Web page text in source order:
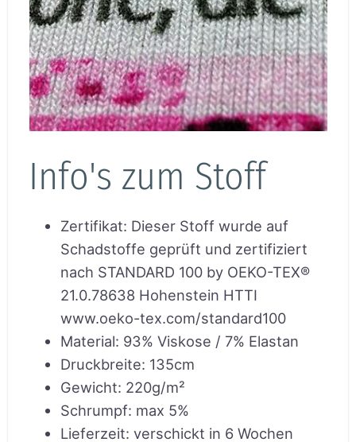
Info's zum Stoff
Zertifikat: Dieser Stoff wurde auf
Schadstoffe geprüft und zertifiziert
nach STANDARD 100 by OEKO-TEX®
21.0.78638 Hohenstein HTTI
www.oeko-tex.com/standard100
Material: 93% Viskose / 7% Elastan
Druckbreite: 135cm
Gewicht: 220g/m²
Schrumpf: max 5%
Lieferzeit: verschickt in 6 Wochen